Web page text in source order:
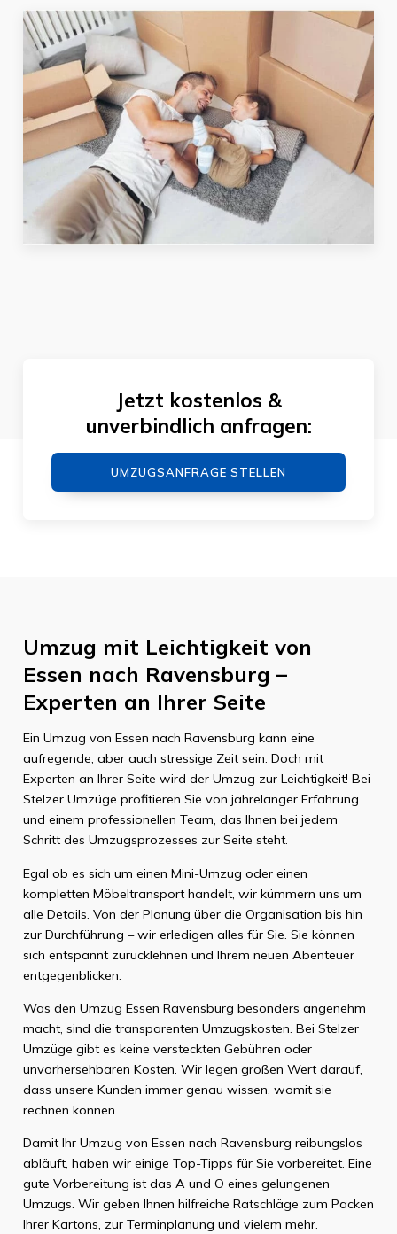
Jetzt kostenlos &
unverbindlich anfragen:
UMZUGSANFRAGE STELLEN
Umzug mit Leichtigkeit von
Essen nach Ravensburg –
Experten an Ihrer Seite
Ein Umzug von Essen nach Ravensburg kann eine
aufregende, aber auch stressige Zeit sein. Doch mit
Experten an Ihrer Seite wird der Umzug zur Leichtigkeit! Bei
Stelzer Umzüge profitieren Sie von jahrelanger Erfahrung
und einem professionellen Team, das Ihnen bei jedem
Schritt des Umzugsprozesses zur Seite steht.
Egal ob es sich um einen Mini-Umzug oder einen
kompletten Möbeltransport handelt, wir kümmern uns um
alle Details. Von der Planung über die Organisation bis hin
zur Durchführung – wir erledigen alles für Sie. Sie können
sich entspannt zurücklehnen und Ihrem neuen Abenteuer
entgegenblicken.
Was den Umzug Essen Ravensburg besonders angenehm
macht, sind die transparenten Umzugskosten. Bei Stelzer
Umzüge gibt es keine versteckten Gebühren oder
unvorhersehbaren Kosten. Wir legen großen Wert darauf,
dass unsere Kunden immer genau wissen, womit sie
rechnen können.
Damit Ihr Umzug von Essen nach Ravensburg reibungslos
abläuft, haben wir einige Top-Tipps für Sie vorbereitet. Eine
gute Vorbereitung ist das A und O eines gelungenen
Umzugs. Wir geben Ihnen hilfreiche Ratschläge zum Packen
Ihrer Kartons, zur Terminplanung und vielem mehr.